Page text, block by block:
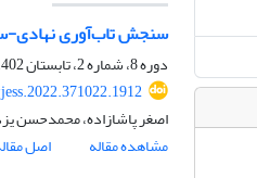
سنجش تاب‌آوری نهادی-
دوره 8، شماره 2، تابستان 1402، صفحه
اصغر پاشازاده، محمدحسن
مشاهده مقاله
اصل